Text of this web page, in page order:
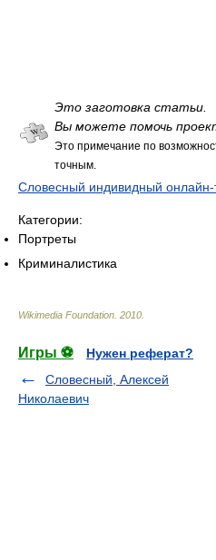
Это заготовка статьи.
Вы можете помочь
Это примечание по
точным.
Словесный индивидный онлайн-
Категории:
Портреты
Криминалистика
Wikimedia Foundation 2010
Игры ⚽
Нужен реферат?
Словесный, Алексей
Николаевич